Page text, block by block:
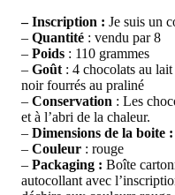
– Inscription : Je suis un
– Quantité : vendu par 8
– Poids : 110 grammes
– Goût : 4 chocolats au
noir fourrés au praliné
– Conservation : Les
et à l’abri de la chaleur.
– Dimensions de la boite :
– Couleur : rouge
– Packaging : Boîte
autocollant avec